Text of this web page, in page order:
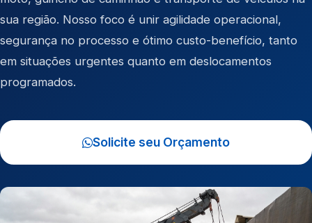
sua região. Nosso foco é unir agilidade operacional,
segurança no processo e ótimo custo-benefício, tanto
em situações urgentes quanto em deslocamentos
programados.
Solicite seu Orçamento